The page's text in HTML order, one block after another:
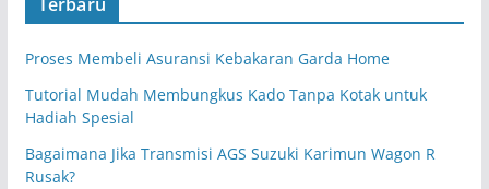
Proses Membeli Asuransi Kebakaran Garda Home
Tutorial Mudah Membungkus Kado Tanpa Kotak untuk
Hadiah Spesial
Bagaimana Jika Transmisi AGS Suzuki Karimun Wagon R
Rusak?